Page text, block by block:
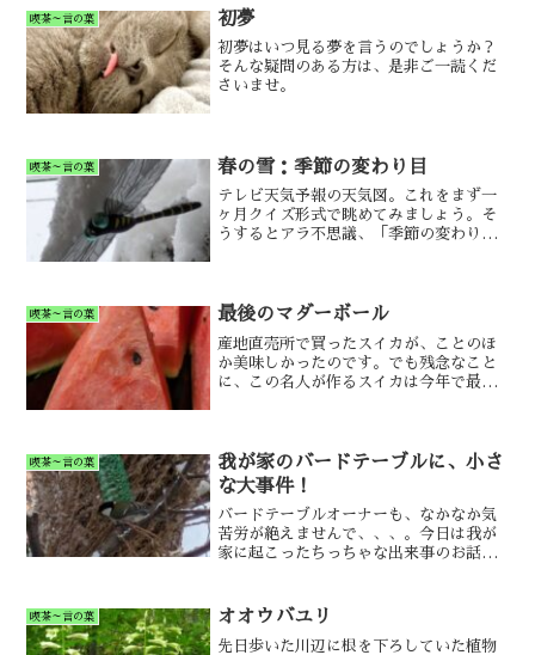
喫茶～言の葉 初夢
初夢はいつ見る夢を言うのでしょうか？
そんな疑問のある方は、是非ご一読くだ
さいませ。
喫茶～言の葉 春の雪：季節の変わり目
テレビ天気予報の天気図。これをまず一
ヶ月クイズ形式で眺めてみましょう。そ
うするとアラ不思議、「季節の変わり
喫茶～言の葉 最後のマダーボール
産地直売所で買ったスイカが、ことのほ
か美味しかったのです。でも残念なこと
に、この名人が作るスイカは今年で最後
喫茶～言の葉
我が家のバードテーブルに、小さ
な大事件！
バードテーブルオーナーも、なかなか気
苦労が絶えませんで、、、。今日は我が
家に起こったちっちゃな出来事のお話で
喫茶～言の葉 オオウバユリ
先日歩いた川辺に根を下ろしていた植物